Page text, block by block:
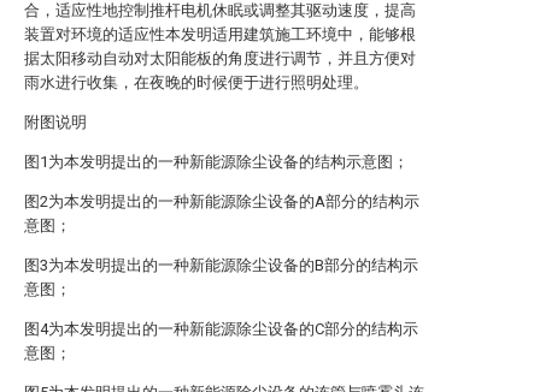
合，适应性地控制推杆电机休眠或调整其驱动速度，提高
装置对环境的适应性本发明适用建筑施工环境中，能够根
据太阳移动自动对太阳能板的角度进行调节，并且方便对
雨水进行收集，在夜晚的时候便于进行照明处理。
附图说明
图1为本发明提出的一种新能源除尘设备的结构示意图；
图2为本发明提出的一种新能源除尘设备的A部分的结构示
意图；
图3为本发明提出的一种新能源除尘设备的B部分的结构示
意图；
图4为本发明提出的一种新能源除尘设备的C部分的结构示
意图；